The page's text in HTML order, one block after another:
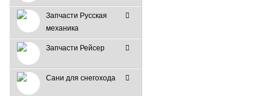
Запчасти Русская
механика
Запчасти Рейсер
Сани для снегохода